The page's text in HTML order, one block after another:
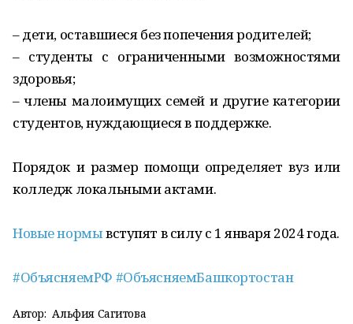
– дети, оставшиеся без попечения родителей;
– студенты с ограниченными возможностями
здоровья;
– члены малоимущих семей и другие категории
студентов, нуждающиеся в поддержке.
Порядок и размер помощи определяет вуз или
колледж локальными актами.
Новые нормывступят в силу с 1 января 2024 года.
#ОбъясняемРФ #ОбъясняемБашкортостан
Автор: Альфия Сагитова